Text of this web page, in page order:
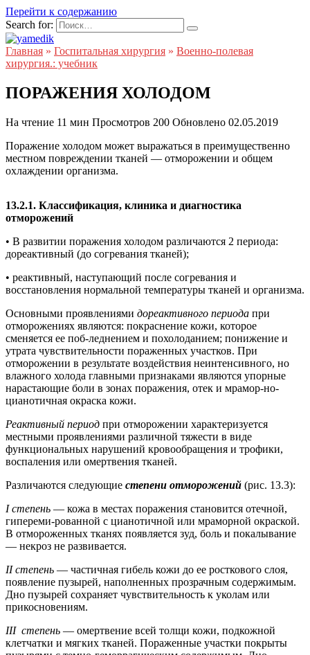
Перейти к содержанию
Search for:
Главная » Госпитальная хирургия » Военно-полевая
хирургия.: учебник
ПОРАЖЕНИЯ ХОЛОДОМ
На чтение 11 мин Просмотров 200 Обновлено 02.05.2019
Поражение холодом может выражаться в преимущественно
местном повреждении тканей — отморожении и общем
охлаждении организма.
13.2.1. Классификация, клиника и диагностика
отморожений
• В развитии поражения холодом различаются 2 периода:
дореактивный (до согревания тканей);
• реактивный, наступающий после согревания и
восстановления нормальной температуры тканей и организма.
Основными проявлениями дореактивного периода при
отморожениях являются: покраснение кожи, которое
сменяется ее поб-леднением и похолоданием; понижение и
утрата чувствительности пораженных участков. При
отморожении в результате воздействия неинтенсивного, но
влажного холода главными признаками являются упорные
нарастающие боли в зонах поражения, отек и мрамор-но-
цианотичная окраска кожи.
Реактивный период при отморожении характеризуется
местными проявлениями различной тяжести в виде
функциональных нарушений кровообращения и трофики,
воспаления или омертвения тканей.
Различаются следующие степени отморожений (рис. 13.3):
I степень — кожа в местах поражения становится отечной,
гипереми-рованной с цианотичной или мраморной окраской.
В отмороженных тканях появляется зуд, боль и покалывание
— некроз не развивается.
II степень — частичная гибель кожи до ее росткового слоя,
появление пузырей, наполненных прозрачным содержимым.
Дно пузырей сохраняет чувствительность к уколам или
прикосновениям.
III степень — омертвение всей толщи кожи, подкожной
клетчатки и мягких тканей. Пораженные участки покрыты